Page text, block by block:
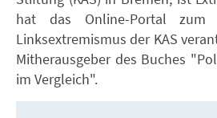
hat das Online-Portal zum
Linksextremismus der KAS
Mitherausgeber des Buches
im Vergleich".